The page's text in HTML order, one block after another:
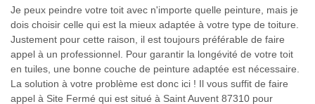
Je peux peindre votre toit avec n'importe quelle peinture, mais je
dois choisir celle qui est la mieux adaptée à votre type de toiture.
Justement pour cette raison, il est toujours préférable de faire
appel à un professionnel. Pour garantir la longévité de votre toit
en tuiles, une bonne couche de peinture adaptée est nécessaire.
La solution à votre problème est donc ici ! Il vous suffit de faire
appel à Site Fermé qui est situé à Saint Auvent 87310 pour